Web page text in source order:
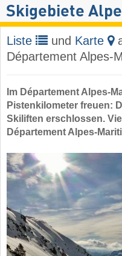
Skigebiete
Liste und Karte
Département Alpes-
Im Département Alpes-
Pistenkilometer freuen:
Skiliften erschlossen.
Département Alpes-